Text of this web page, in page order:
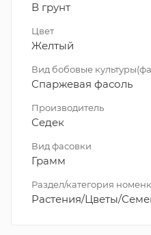
В грунт
Цвет
Желтый
Вид бобовые
Спаржевая фасоль
Производитель
Седек
Вид фасовки
Грамм
Раздел/категория
Растения/Цветы/